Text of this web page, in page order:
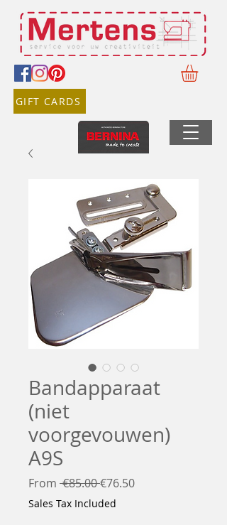
GIFT CARDS
Bandapparaat
(niet
voorgevouwen)
A9S
From €85.00 Regular
Price
€76.50Sale
Sales Tax Included